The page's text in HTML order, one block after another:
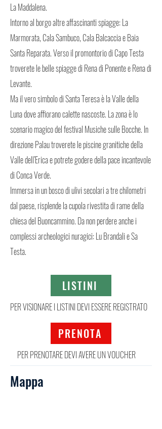
La Maddalena.
Intorno al borgo altre affascinanti spiagge: La
Marmorata, Cala Sambuco, Cala Balcaccia e Baia
Santa Reparata. Verso il promontorio di Capo Testa
troverete le belle spiagge di Rena di Ponente e Rena di
Levante.
Ma il vero simbolo di Santa Teresa è la Valle della
Luna dove affiorano calette nascoste. La zona è lo
scenario magico del festival Musiche sulle Bocche. In
direzione Palau troverete le piscine granitiche della
Valle dell’Erica e potrete godere della pace incantevole
di Conca Verde.
Immersa in un bosco di ulivi secolari a tre chilometri
dal paese, risplende la cupola rivestita di rame della
chiesa del Buoncammino. Da non perdere anche i
complessi archeologici nuragici: Lu Brandali e Sa
Testa.
LISTINI
PER VISIONARE I LISTINI DEVI ESSERE REGISTRATO
PRENOTA
PER PRENOTARE DEVI AVERE UN VOUCHER
Mappa